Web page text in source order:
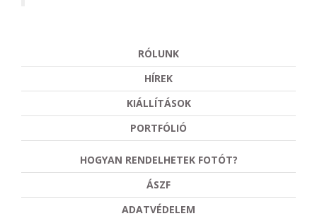
RÓLUNK
HÍREK
KIÁLLÍTÁSOK
PORTFÓLIÓ
HOGYAN RENDELHETEK FOTÓT?
ÁSZF
ADATVÉDELEM